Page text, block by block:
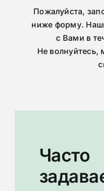
Пожалуйста,
ниже форму.
с Вами в
Не
Часто